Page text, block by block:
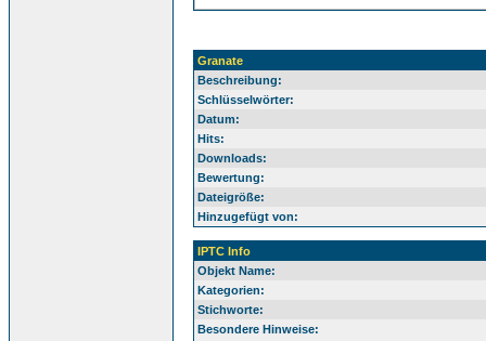
Granate
Beschreibung:
Schlüsselwörter:
Datum:
Hits:
Downloads:
Bewertung:
Dateigröße:
Hinzugefügt von:
IPTC Info
Objekt Name:
Kategorien:
Stichworte:
Besondere Hinweise: